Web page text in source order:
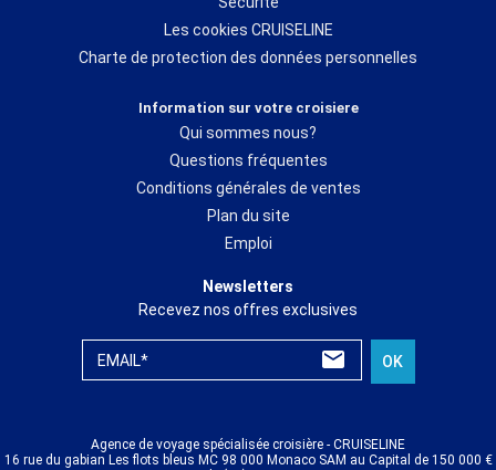
Les cookies CRUISELINE
Charte de protection des données personnelles
Information sur votre croisiere
Qui sommes nous?
Questions fréquentes
Conditions générales de ventes
Plan du site
Emploi
Newsletters
Recevez nos offres exclusives
EMAIL* OK
Agence de voyage spécialisée croisière - CRUISELINE
16 rue du gabian Les flots bleus MC 98 000 Monaco SAM au Capital de 150 000 €